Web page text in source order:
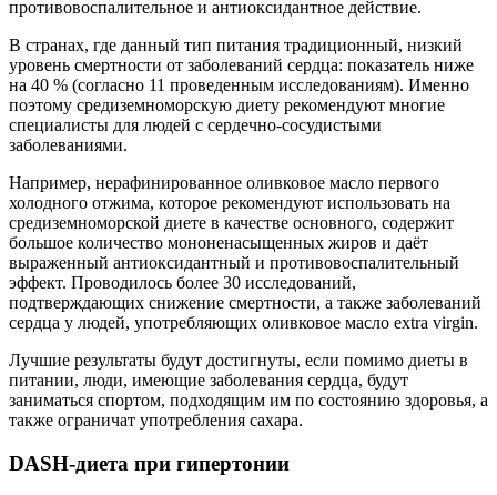
противовоспалительное и антиоксидантное действие.
В странах, где данный тип питания традиционный, низкий
уровень смертности от заболеваний сердца: показатель ниже
на 40 % (согласно 11 проведенным исследованиям). Именно
поэтому средиземноморскую диету рекомендуют многие
специалисты для людей с сердечно-сосудистыми
заболеваниями.
Например, нерафинированное оливковое масло первого
холодного отжима, которое рекомендуют использовать на
средиземноморской диете в качестве основного, содержит
большое количество мононенасыщенных жиров и даёт
выраженный антиоксидантный и противовоспалительный
эффект. Проводилось более 30 исследований,
подтверждающих снижение смертности, а также заболеваний
сердца у людей, употребляющих оливковое масло extra virgin.
Лучшие результаты будут достигнуты, если помимо диеты в
питании, люди, имеющие заболевания сердца, будут
заниматься спортом, подходящим им по состоянию здоровья, а
также ограничат употребления сахара.
DASH-диета при гипертонии